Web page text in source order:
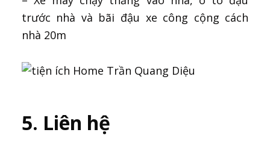
trước nhà và bãi đậu xe công cộng cách
nhà 20m
5. Liên hệ